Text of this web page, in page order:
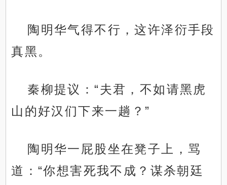
陶明华气得不行，这许泽衍手段
真黑。
秦柳提议：“夫君，不如请黑虎
山的好汉们下来一趟？”
陶明华一屁股坐在凳子上，骂
道：“你想害死我不成？谋杀朝廷